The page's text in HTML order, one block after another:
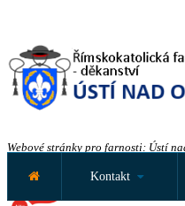
Webové stránky pro farnosti: Ústí
Kontakt